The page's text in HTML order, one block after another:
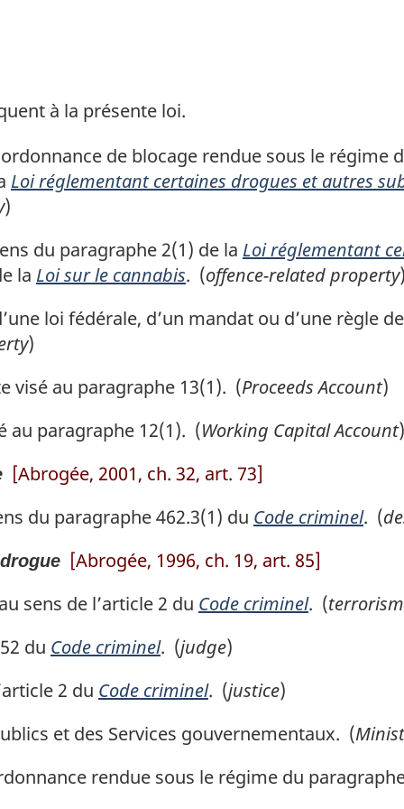
à la présente loi.
de blocage rendue sous le régime
Loi réglementant certaines drogues et autres
)
du paragraphe 2(1) de la Loi réglementant
la Loi sur le cannabis. (offence-related property
loi fédérale, d’un mandat ou d’une règle
)
visé au paragraphe 13(1). (Proceeds Account)
au paragraphe 12(1). (Working Capital Account)
[Abrogée, 2001, ch. 32, art. 73]
du paragraphe 462.3(1) du Code criminel. (
[Abrogée, 1996, ch. 19, art. 85]
sens de l’article 2 du Code criminel. (
du Code criminel. (judge)
2 du Code criminel. (justice)
et des Services gouvernementaux. (
rendue sous le régime du